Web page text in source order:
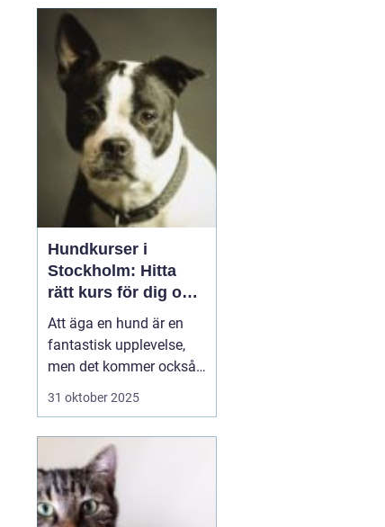
hälsa och
välbefinnande. Likt
människor, kan hästar
uppleva sp&au...
Hundkurser i
Stockholm: Hitta
rätt kurs för dig och
din hund
Att äga en hund är en
fantastisk upplevelse,
men det kommer också
med sitt ansvar. Att
fyrbenta vän är
avgörande för en
harmonisk vardag
tillsammans. I
31 oktober 2025